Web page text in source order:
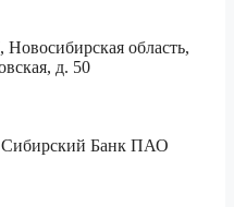
область,
д. 50
Сибирский Банк ПАО